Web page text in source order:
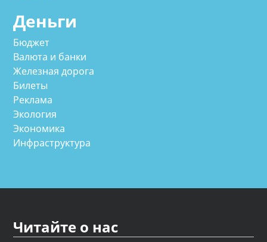
Деньги
Бюджет
Валюта и банки
Железная дорога
Билеты
Реклама
Экология
Экономика
Инфраструктура
Читайте о нас